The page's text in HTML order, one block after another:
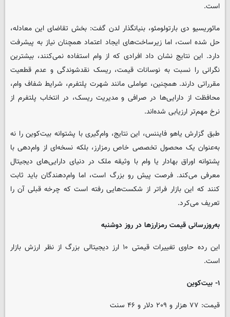
است.
مائوریسیو دی بارتولومئو، بنیانگذار لدن گفت: بخش تقاضای این معادله،
حل شده است، اما زیرساخت‌های ایجاد اعتماد همچنان نیاز به پیشرفت
دارد. این نتایج نشان داد افرادی که از وام استفاده نمی‌کنند، بیشترین
نگرانی را نسبت به نوسانات قیمت، ریسک نقدشوندگی و عدم قطعیت
مقرراتی دارند. همچنین، عواملی مانند شهرت پلتفرم، شرایط شفاف وام،
محافظت از دارایی‌ها در صرافی و مدیریت ریسک، در انتخاب پلتفرم از
نرخ‌ مهم‌تر ارزیابی شده‌اند.
طبق گزارش یاهو فایننس، این نتایج، وام‌گیری با پشتوانه بیت‌کوین را نه
به‌عنوان یک محصول تخصصی خاص رمزارز، بلکه نسخه‌ای از وام‌دهی با
پشتوانه اوراق بهادار یا وام با وثیقه ملک در دنیای دارایی‌های دیجیتال
معرفی می‌کند. فرصت پیش رو بزرگ است، اما وام‌دهندگان باید ثابت
کنند که این بازار فراتر از شکست‌هایی رفته است که چرخه قبلی آن را
تعریف می‌کرد.
به‌روزرسانی قیمت رمزارزها در روز دوشنبه
این رده حاوی تغییرات قیمتی ۱۰ ارز دیجیتالی بزرگ از نظر ارزش بازار
است.
۱- بیت‌کوین
قیمت: ۷۷ هزار و ۲۰۹ دلار و ۴۶ سنت